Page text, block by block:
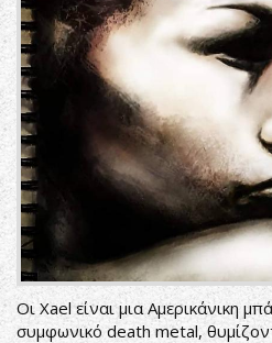
Οι Xael είναι μια Αμερικάνικη
συμφωνικό death metal,